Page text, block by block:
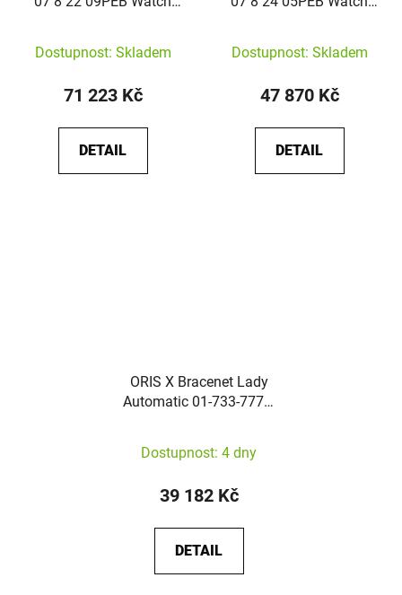
Dostupnost: Skladem
71 223 Kč
DETAIL
Dostupnost: Skladem
47 870 Kč
DETAIL
ORIS X Bracenet Lady
Automatic 01-733-7770-
Dostupnost: 4 dny
39 182 Kč
DETAIL